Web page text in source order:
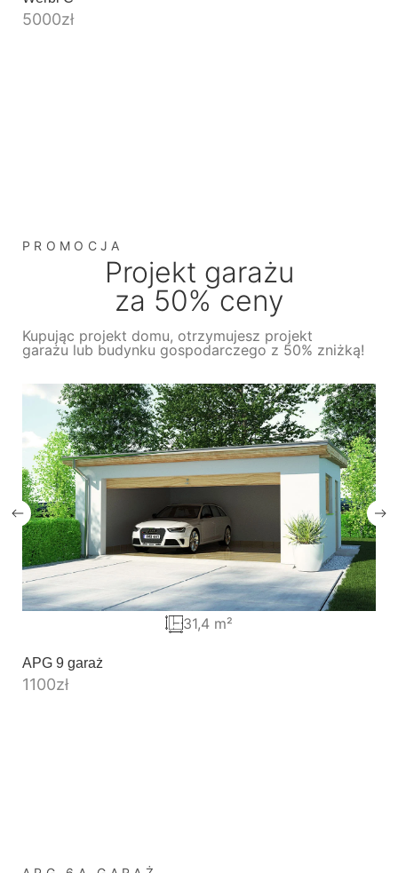
5000zł
PROMOCJA
Projekt garażu
za 50% ceny
Kupując projekt domu, otrzymujesz projekt
garażu lub budynku gospodarczego z 50% zniżką!
APG 9 garaż
1100zł
31,4 m²